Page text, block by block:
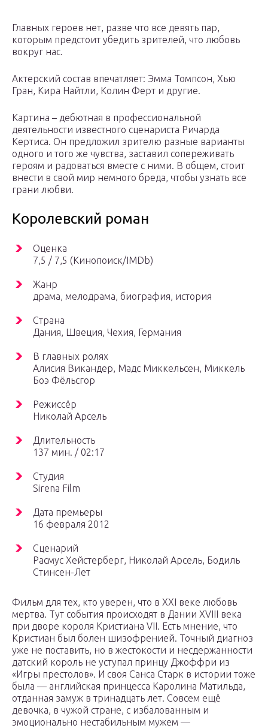
Главных героев нет, разве что все девять пар,
которым предстоит убедить зрителей, что любовь
вокруг нас.
Актерский состав впечатляет: Эмма Томпсон, Хью
Гран, Кира Найтли, Колин Ферт и другие.
Картина – дебютная в профессиональной
деятельности известного сценариста Ричарда
Кертиса. Он предложил зрителю разные варианты
одного и того же чувства, заставил сопереживать
героям и радоваться вместе с ними. В общем, стоит
внести в свой мир немного бреда, чтобы узнать все
грани любви.
Королевский роман
Оценка
7,5 / 7,5 (Кинопоиск/IMDb)
Жанр
драма, мелодрама, биография, история
Страна
Дания, Швеция, Чехия, Германия
В главных ролях
Алисия Викандер, Мадс Миккельсен, Миккель
Боэ Фёльсгор
Режиссёр
Николай Арсель
Длительность
137 мин. / 02:17
Студия
Sirena Film
Дата премьеры
16 февраля 2012
Сценарий
Расмус Хейстерберг, Николай Арсель, Бодиль
Стинсен-Лет
Фильм для тех, кто уверен, что в XXI веке любовь
мертва. Тут события происходят в Дании XVIII века
при дворе короля Кристиана VII. Есть мнение, что
Кристиан был болен шизофренией. Точный диагноз
уже не поставить, но в жестокости и несдержанности
датский король не уступал принцу Джоффри из
«Игры престолов». И своя Санса Старк в истории тоже
была — английская принцесса Каролина Матильда,
отданная замуж в тринадцать лет. Совсем ещё
девочка, в чужой стране, с избалованным и
эмоционально нестабильным мужем —